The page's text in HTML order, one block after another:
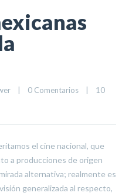
| 0 Comentarios |
10
el cine nacional, que
a producciones de origen
alternativa; realmente es
generalizada al respecto,